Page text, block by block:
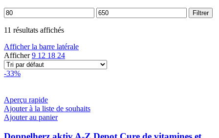
Prix
min
Prix
max
Filtrer
11 résultats affichés
Afficher la barre latérale
Afficher9 12 18 24
-33%
Aperçu rapide
Ajouter à la liste de souhaits
Ajouter au panier